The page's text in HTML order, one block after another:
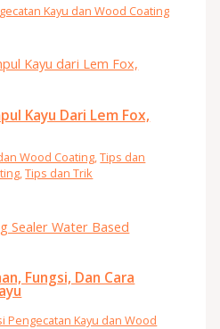
Kayu dan Wood Coating
Kayu Dari Lem Fox,
Wood Coating,Tips dan
,Tips dan Trik
Fungsi, Dan Cara
Pengecatan Kayu dan Wood